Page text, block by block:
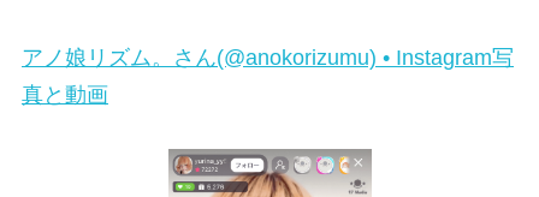
アノ娘リズム。さん(@anokorizumu) • Instagram写
真と動画